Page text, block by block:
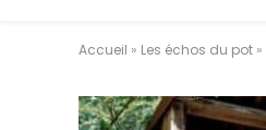
Accueil » Les échos du pot »